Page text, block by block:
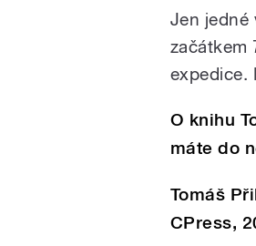
Jen jedné
začátkem
expedice.
O knihu
máte do
Tomáš
CPress,